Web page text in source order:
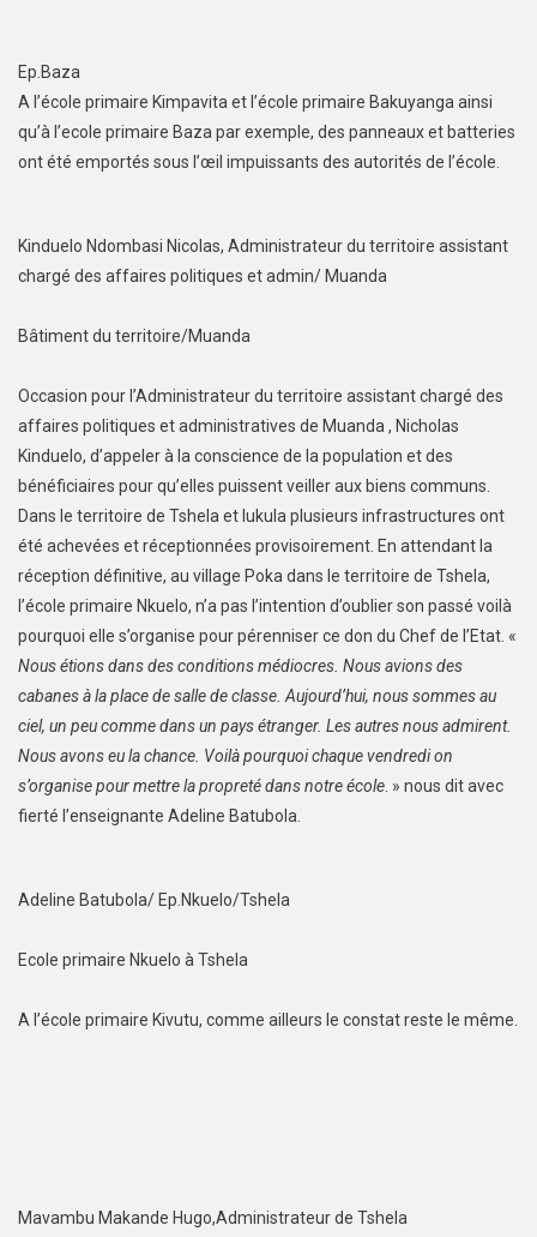
Ep.Baza
A l’école primaire Kimpavita et l’école primaire Bakuyanga ainsi
qu’à l’ecole primaire Baza par exemple, des panneaux et batteries
ont été emportés sous l’œil impuissants des autorités de l’école.
Kinduelo Ndombasi Nicolas, Administrateur du territoire assistant
chargé des affaires politiques et admin/ Muanda
Bâtiment du territoire/Muanda
Occasion pour l’Administrateur du territoire assistant chargé des
affaires politiques et administratives de Muanda , Nicholas
Kinduelo, d’appeler à la conscience de la population et des
bénéficiaires pour qu’elles puissent veiller aux biens communs.
Dans le territoire de Tshela et lukula plusieurs infrastructures ont
été achevées et réceptionnées provisoirement. En attendant la
réception définitive, au village Poka dans le territoire de Tshela,
l’école primaire Nkuelo, n’a pas l’intention d’oublier son passé voilà
pourquoi elle s’organise pour pérenniser ce don du Chef de l’Etat. «
Nous étions dans des conditions médiocres. Nous avions des
cabanes à la place de salle de classe. Aujourd’hui, nous sommes au
ciel, un peu comme dans un pays étranger. Les autres nous admirent.
Nous avons eu la chance. Voilà pourquoi chaque vendredi on
s’organise pour mettre la propreté dans notre école. » nous dit avec
fierté l’enseignante Adeline Batubola.
Adeline Batubola/ Ep.Nkuelo/Tshela
Ecole primaire Nkuelo à Tshela
A l’école primaire Kivutu, comme ailleurs le constat reste le même.
Mavambu Makande Hugo,Administrateur de Tshela